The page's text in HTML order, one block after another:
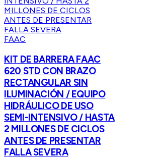
FAAC
KIT DE BARRERA FAAC
620 STD CON BRAZO
RECTANGULAR SIN
ILUMINACIÓN / EQUIPO
HIDRÁULICO DE USO
SEMI-INTENSIVO / HASTA
2 MILLONES DE CICLOS
ANTES DE PRESENTAR
FALLA SEVERA